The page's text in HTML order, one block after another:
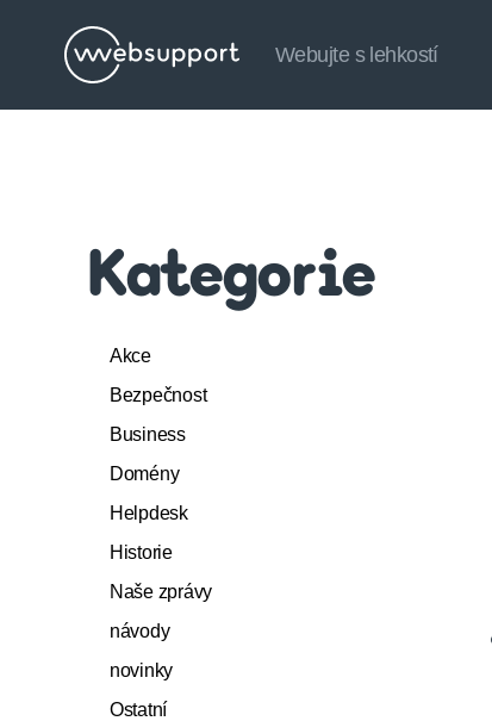
Websupport.cz
Webujte s lehkostí
Kategorie
Akce
Bezpečnost
Business
Domény
Helpdesk
Historie
Naše zprávy
návody
novinky
Ostatní